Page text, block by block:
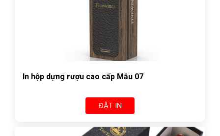
In hộp dựng rượu cao cấp Mẫu 07
ĐẶT IN